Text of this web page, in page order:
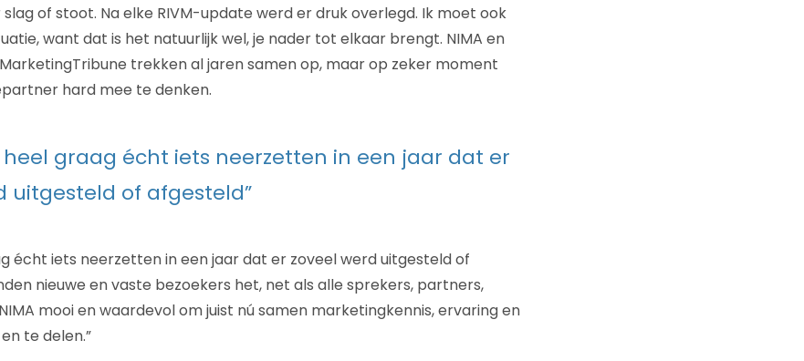
of stoot. Na elke RIVM-update werd er druk overlegd. Ik moet ook
want dat is het natuurlijk wel, je nader tot elkaar brengt. NIMA en
MarketingTribune trekken al jaren samen op, maar op zeker moment
hard mee te denken.
heel graag écht iets neerzetten in een jaar dat er
uitgesteld of afgesteld”
écht iets neerzetten in een jaar dat er zoveel werd uitgesteld of
nieuwe en vaste bezoekers het, net als alle sprekers, partners,
mooi en waardevol om juist nú samen marketingkennis, ervaring en
te delen.”